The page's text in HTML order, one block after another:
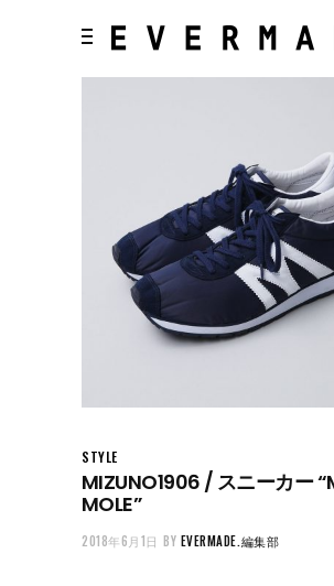
STYLE
MIZUNO1906 / スニーカー
MOLE”
2018年6月1日 BY EVERMADE.編集部